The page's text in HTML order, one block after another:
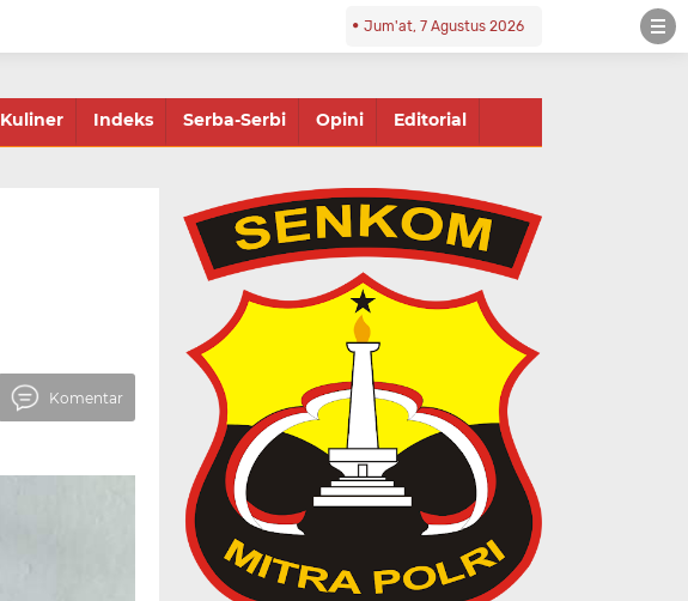
Jum'at, 7 Agustus 2026
Kuliner Indeks Serba-Serbi Opini Editorial
Komentar